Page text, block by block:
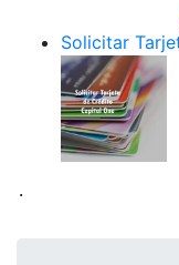
Solicitar
.